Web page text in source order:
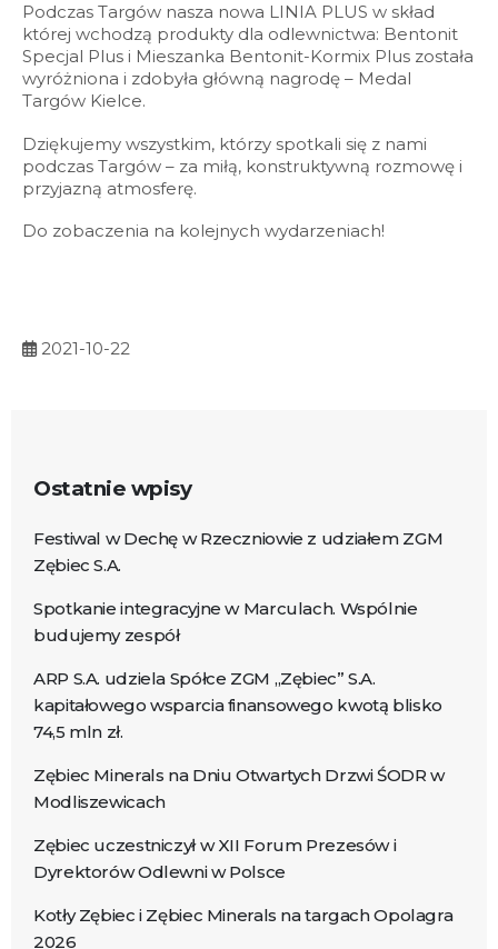
Podczas Targów nasza nowa LINIA PLUS w skład
której wchodzą produkty dla odlewnictwa: Bentonit
Specjal Plus i Mieszanka Bentonit-Kormix Plus została
wyróżniona i zdobyła główną nagrodę – Medal
Targów Kielce.
Dziękujemy wszystkim, którzy spotkali się z nami
podczas Targów – za miłą, konstruktywną rozmowę i
przyjazną atmosferę.
Do zobaczenia na kolejnych wydarzeniach!
2021-10-22
Ostatnie wpisy
Festiwal w Dechę w Rzeczniowie z udziałem ZGM
Zębiec S.A.
Spotkanie integracyjne w Marculach. Wspólnie
budujemy zespół
ARP S.A. udziela Spółce ZGM „Zębiec” S.A.
kapitałowego wsparcia finansowego kwotą blisko
74,5 mln zł.
Zębiec Minerals na Dniu Otwartych Drzwi ŚODR w
Modliszewicach
Zębiec uczestniczył w XII Forum Prezesów i
Dyrektorów Odlewni w Polsce
Kotły Zębiec i Zębiec Minerals na targach Opolagra
2026